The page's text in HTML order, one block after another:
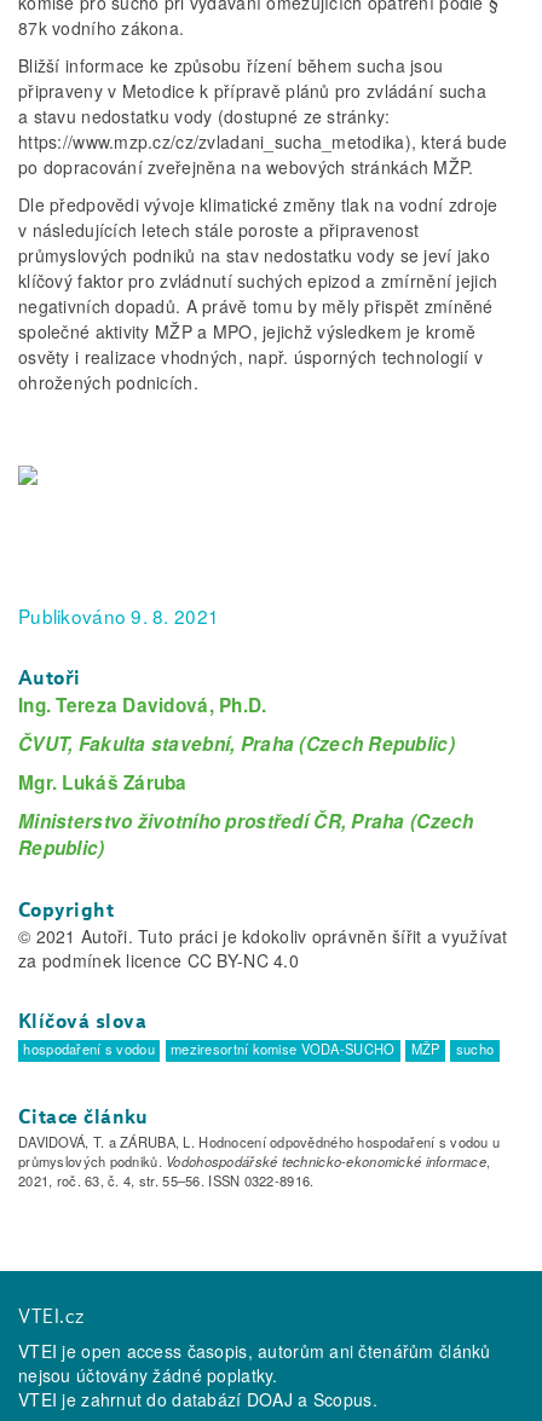
87k vodního zákona.
Bližší informace ke způsobu řízení během sucha jsou
připraveny v Metodice k přípravě plánů pro zvládání sucha
a stavu nedostatku vody (dostupné ze stránky:
https://www.mzp.cz/cz/zvladani_sucha_metodika), která bude
po dopracování zveřejněna na webových stránkách MŽP.
Dle předpovědi vývoje klimatické změny tlak na vodní zdroje
v následujících letech stále poroste a připravenost
průmyslových podniků na stav nedostatku vody se jeví jako
klíčový faktor pro zvládnutí suchých epizod a zmírnění jejich
negativních dopadů. A právě tomu by měly přispět zmíněné
společné aktivity MŽP a MPO, jejichž výsledkem je kromě
osvěty i realizace vhodných, např. úsporných technologií v
ohrožených podnicích.
Publikováno 9. 8. 2021
Autoři
Ing. Tereza Davidová, Ph.D.
ČVUT, Fakulta stavební, Praha (Czech Republic)
Mgr. Lukáš Záruba
Ministerstvo životního prostředí ČR, Praha (Czech
Republic)
Copyright
© 2021 Autoři. Tuto práci je kdokoliv oprávněn šířit a využívat
za podmínek licence CC BY-NC 4.0
Klíčová slova
hospodaření s vodou meziresortní komise VODA-SUCHO MŽP sucho
Citace článku
DAVIDOVÁ, T. a ZÁRUBA, L. Hodnocení odpovědného hospodaření s vodou u
průmyslových podniků. Vodohospodářské technicko-ekonomické informace,
2021, roč. 63, č. 4, str. 55–56. ISSN 0322-8916.
VTEI.cz
VTEI je open access časopis, autorům ani čtenářům článků
nejsou účtovány žádné poplatky.
VTEI je zahrnut do databází DOAJ a Scopus.